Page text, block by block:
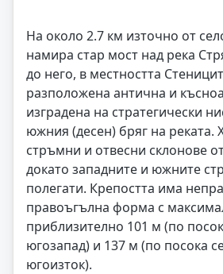
На около 2.7 км източно от
намира стар мост над река
до него, в местността
разположена антична и
изградена на стратегически
южния (десен) бряг на реката.
стръмни и отвесни склонове
докато западните и южните
полегати. Крепостта има
правоъгълна форма с
приблизително 101 м (по
югозапад) и 137 м (по посока
югоизток).